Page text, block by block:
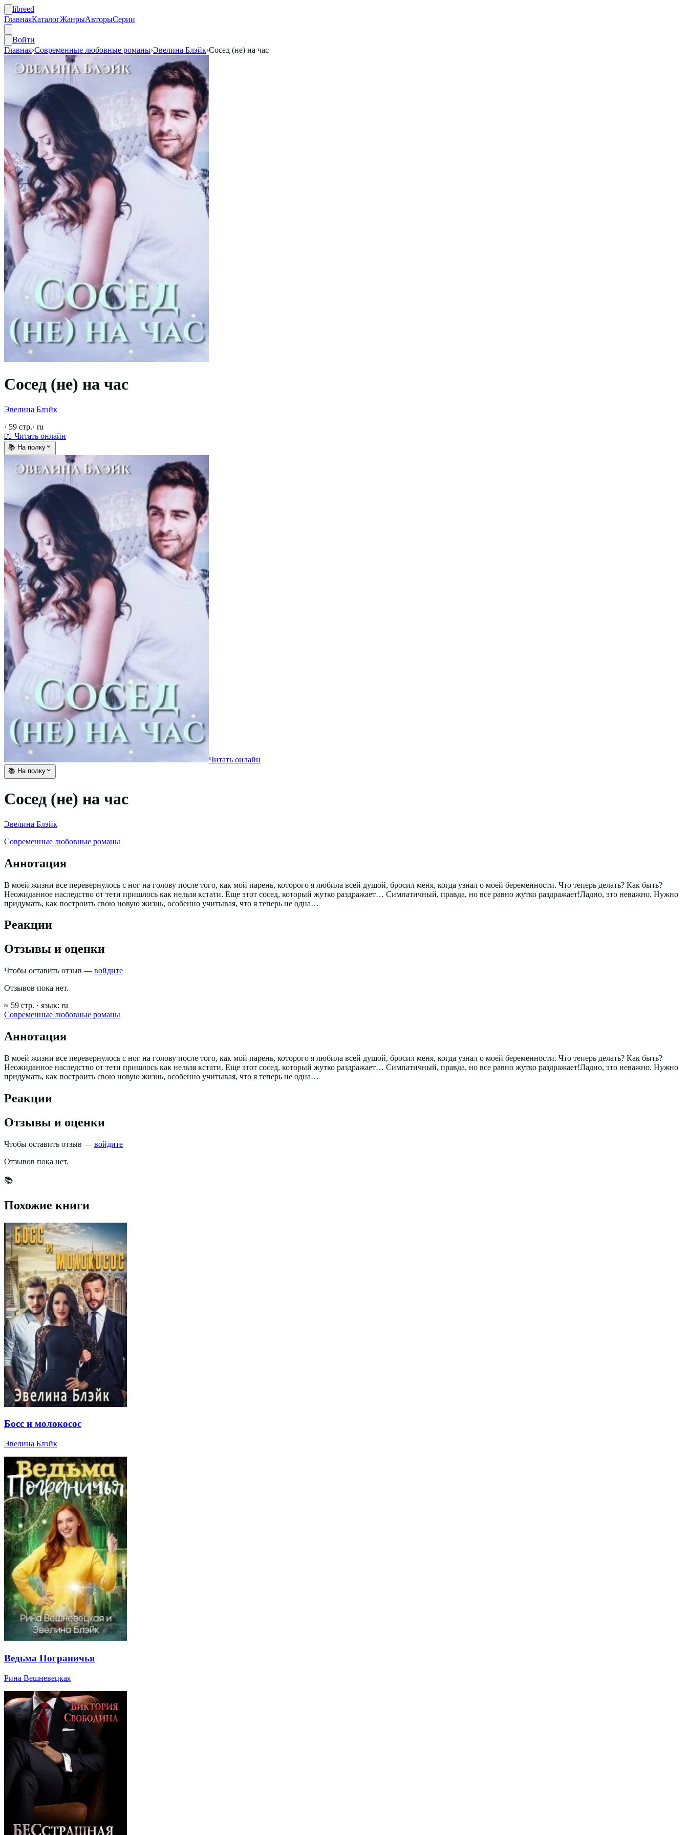
libreed
ГлавнаяКаталогЖанрыАвторыСерии
Войти
Главная›Современные любовные романы›Эвелина Блэйк›Сосед (не) на час
Сосед (не) на час
Эвелина Блэйк
· 59 стр.· ru
📖 Читать онлайн
📚 На полку
Читать онлайн
📚 На полку
Сосед (не) на час
Эвелина Блэйк
Современные любовные романы
Аннотация
В моей жизни все перевернулось с ног на голову после того, как мой парень, которого я любила всей душой, бросил меня, когда узнал о моей беременности. Что теперь делать? Как быть?
Неожиданное наследство от тети пришлось как нельзя кстати. Еще этот сосед, который жутко раздражает… Симпатичный, правда, но все равно жутко раздражает!Ладно, это неважно. Нужно
придумать, как построить свою новую жизнь, особенно учитывая, что я теперь не одна…
Реакции
Отзывы и оценки
Чтобы оставить отзыв — войдите
Отзывов пока нет.
≈ 59 стр. · язык: ru
Современные любовные романы
Аннотация
В моей жизни все перевернулось с ног на голову после того, как мой парень, которого я любила всей душой, бросил меня, когда узнал о моей беременности. Что теперь делать? Как быть?
Неожиданное наследство от тети пришлось как нельзя кстати. Еще этот сосед, который жутко раздражает… Симпатичный, правда, но все равно жутко раздражает!Ладно, это неважно. Нужно
придумать, как построить свою новую жизнь, особенно учитывая, что я теперь не одна…
Реакции
Отзывы и оценки
Чтобы оставить отзыв — войдите
Отзывов пока нет.
📚
Похожие книги
Босс и молокосос
Эвелина Блэйк
Ведьма Пограничья
Рина Вешневецкая